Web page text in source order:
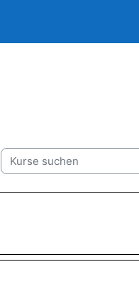
Kurse suchen